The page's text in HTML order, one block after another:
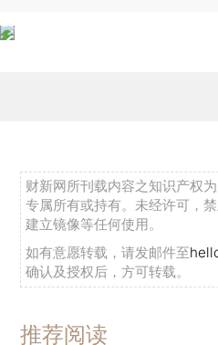
财新网所刊载内容之知识产权
专属所有或持有。未经许可，
建立镜像等任何使用。
如有意愿转载，请发邮件至
确认及授权后，方可转载。
推荐阅读